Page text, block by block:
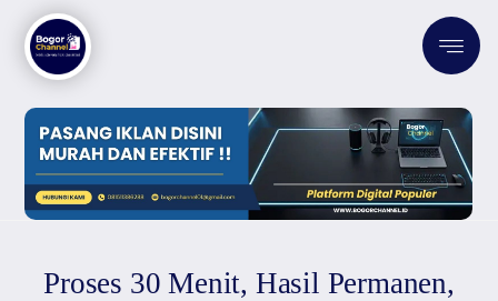
Proses 30 Menit, Hasil Permanen,